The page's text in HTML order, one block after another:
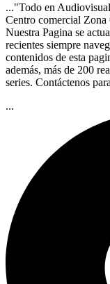
..."Todo en
Centro comercial
Nuestra Pagina se
recientes siempre
contenidos de esta
además, más de 200
series. Contáctenos
...